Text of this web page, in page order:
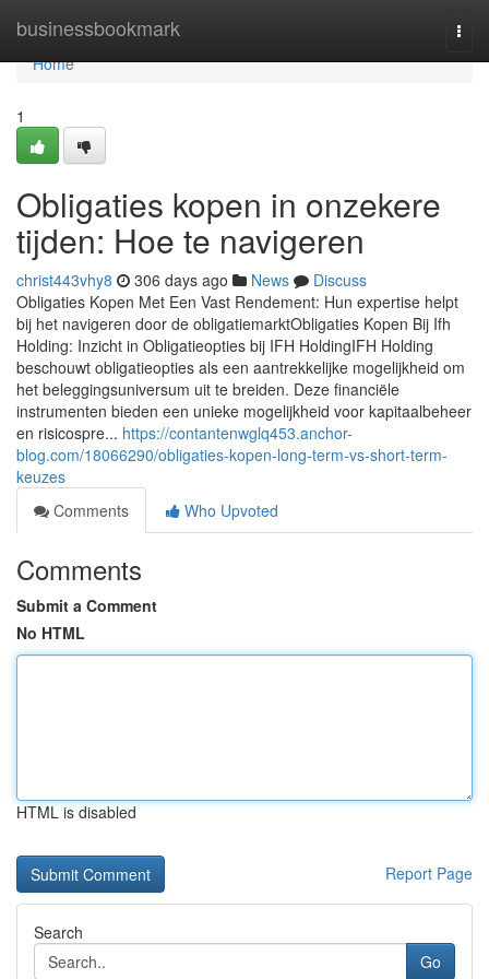
businessbookmark
Home
Home
1
Obligaties kopen in onzekere
tijden: Hoe te navigeren
christ443vhy8 306 days ago News
Discuss
Obligaties Kopen Met Een Vast Rendement: Hun expertise helpt
bij het navigeren door de obligatiemarktObligaties Kopen Bij Ifh
Holding: Inzicht in Obligatieopties bij IFH HoldingIFH Holding
beschouwt obligatieopties als een aantrekkelijke mogelijkheid om
het beleggingsuniversum uit te breiden. Deze financiële
instrumenten bieden een unieke mogelijkheid voor kapitaalbeheer
en risicospre... https://contantenwglq453.anchor-
blog.com/18066290/obligaties-kopen-long-term-vs-short-term-
keuzes
Comments
Who Upvoted
Comments
Submit a Comment
No HTML
HTML is disabled
Report Page
Search
Go